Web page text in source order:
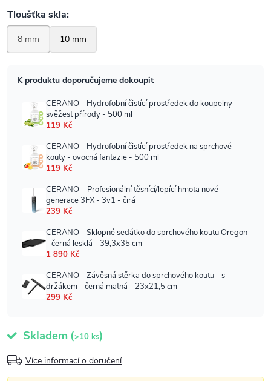
Skladem (>10 ks)
Více informací o doručení